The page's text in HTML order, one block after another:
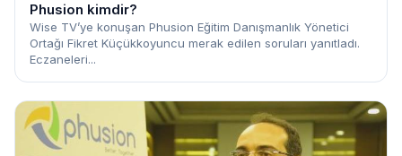
Phusion kimdir?
Wise TV’ye konuşan Phusion Eğitim Danışmanlık Yönetici
Ortağı Fikret Küçükkoyuncu merak edilen soruları yanıtladı.
Eczaneleri...